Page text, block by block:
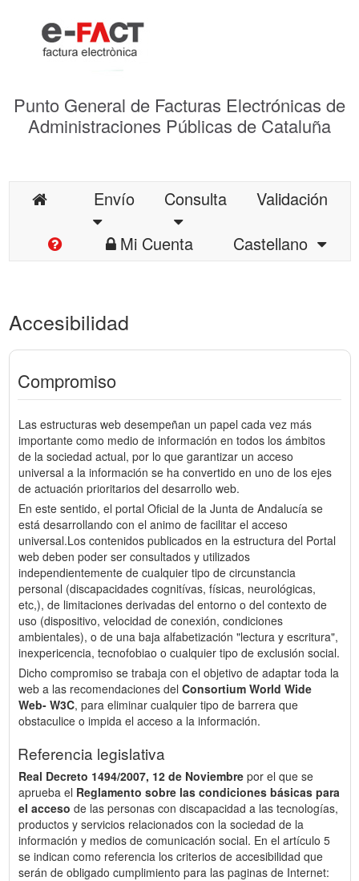
Punto General de Facturas Electrónicas de
Administraciones Públicas de Cataluña
Envío Consulta
Validación
Mi Cuenta
Castellano
Accesibilidad
Compromiso
Las estructuras web desempeñan un papel cada vez más
importante como medio de información en todos los ámbitos
de la sociedad actual, por lo que garantizar un acceso
universal a la información se ha convertido en uno de los ejes
de actuación prioritarios del desarrollo web.
En este sentido, el portal Oficial de la Junta de Andalucía se
está desarrollando con el animo de facilitar el acceso
universal.Los contenidos publicados en la estructura del Portal
web deben poder ser consultados y utilizados
independientemente de cualquier tipo de circunstancia
personal (discapacidades cognitívas, físicas, neurológicas,
etc,), de limitaciones derivadas del entorno o del contexto de
uso (dispositivo, velocidad de conexión, condiciones
ambientales), o de una baja alfabetización "lectura y escritura",
inexpericencia, tecnofobiao o cualquier tipo de exclusión social.
Dicho compromiso se trabaja con el objetivo de adaptar toda la
web a las recomendaciones del Consortium World Wide
Web- W3C, para eliminar cualquier tipo de barrera que
obstaculice o impida el acceso a la información.
Referencia legislativa
Real Decreto 1494/2007, 12 de Noviembre por el que se
aprueba el Reglamento sobre las condiciones básicas para
el acceso de las personas con discapacidad a las tecnologías,
productos y servicios relacionados con la sociedad de la
información y medios de comunicación social. En el artículo 5
se indican como referencia los criterios de accesibilidad que
serán de obligado cumplimiento para las paginas de Internet: